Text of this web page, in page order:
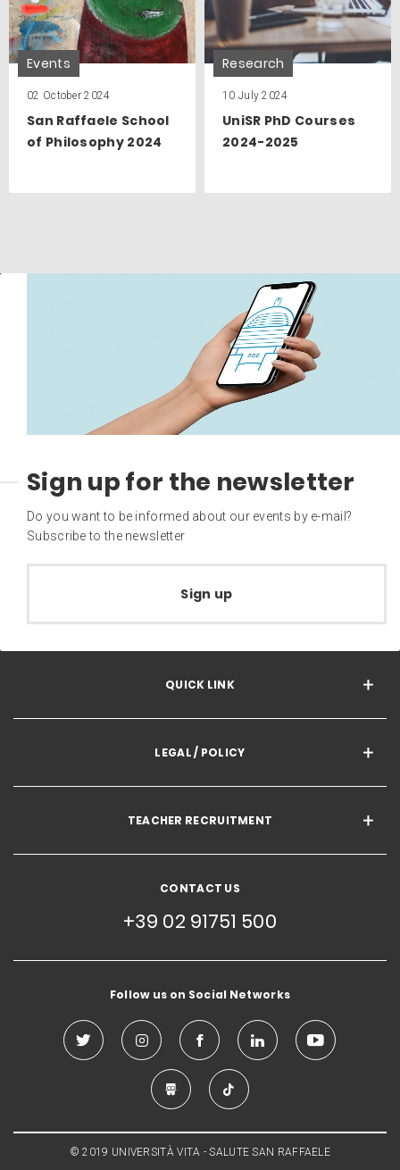
Events
02 October 2024
San Raffaele School
of Philosophy 2024
Research
10 July 2024
UniSR PhD Courses
2024-2025
Sign up for the newsletter
Do you want to be informed about our events by e-mail?
Subscribe to the newsletter
Sign up
QUICK LINK
LEGAL / POLICY
TEACHER RECRUITMENT
CONTACT US
+39 02 91751 500
Follow us on Social Networks
© 2019 UNIVERSITÀ VITA - SALUTE SAN RAFFAELE